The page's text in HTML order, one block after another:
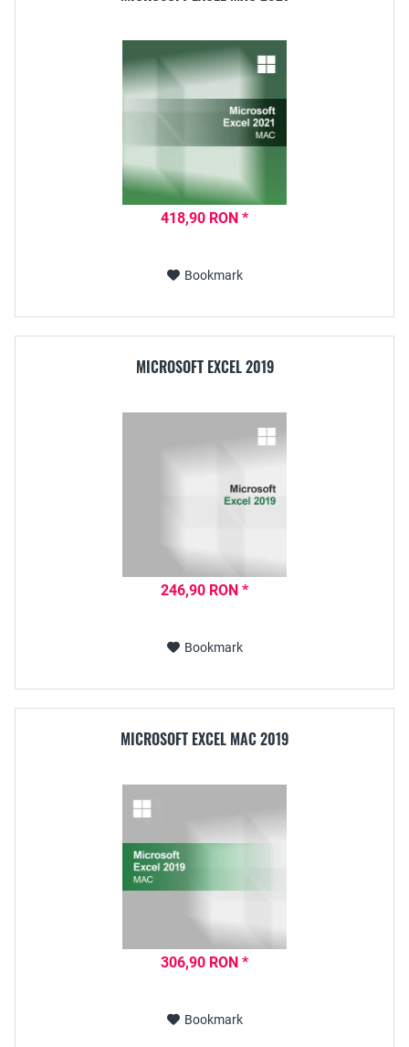
418,90 RON *
Bookmark
MICROSOFT EXCEL 2019
246,90 RON *
Bookmark
MICROSOFT EXCEL MAC 2019
306,90 RON *
Bookmark